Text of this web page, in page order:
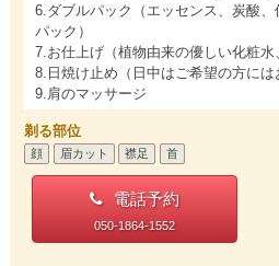
6.ダブルパック（エッセンス、炭酸
パック）
7.お仕上げ（植物由来の優しい化粧水
8.日焼け止め（日中はご希望の方には
9.肩のマッサージ
剃る部位
顔 眉カット 襟足 首
電話予約
050-1864-1552